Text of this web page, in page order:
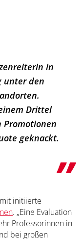
in
unter den
Drittel
Promotionen
geknackt.
initiierte
. „Eine Evaluation
Professorinnen in
bei großen